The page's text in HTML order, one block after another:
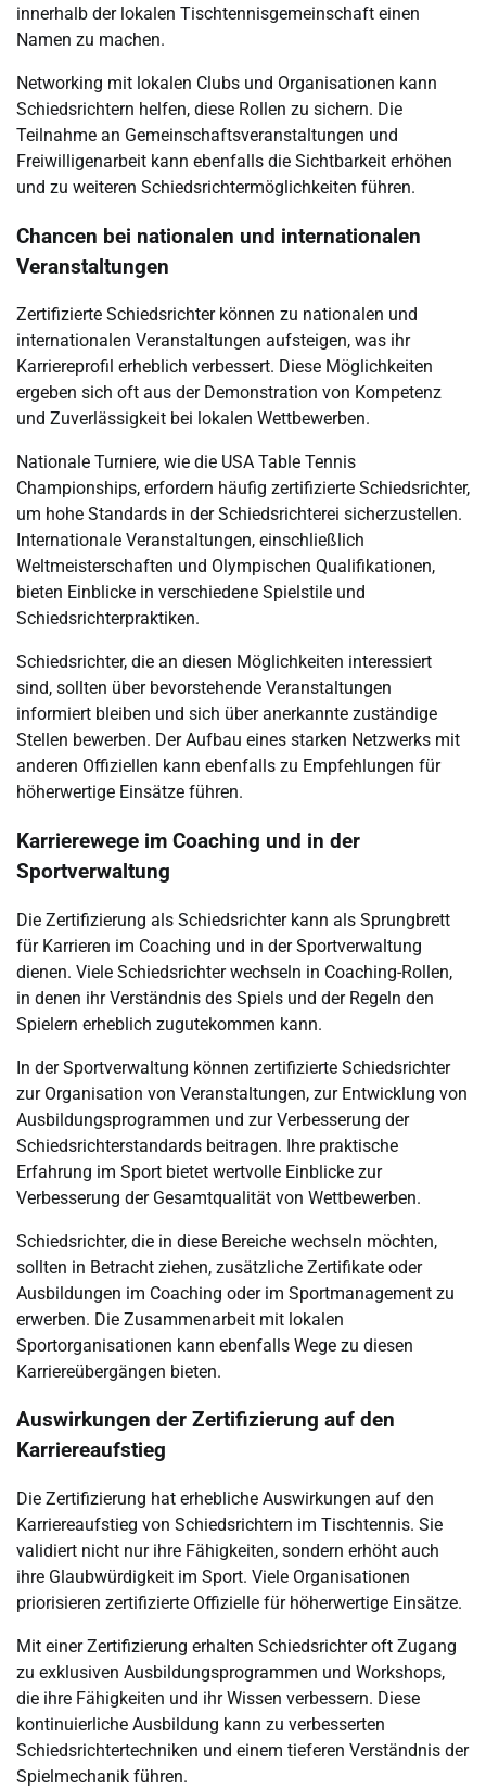
innerhalb der lokalen Tischtennisgemeinschaft einen
Namen zu machen.
Networking mit lokalen Clubs und Organisationen kann
Schiedsrichtern helfen, diese Rollen zu sichern. Die
Teilnahme an Gemeinschaftsveranstaltungen und
Freiwilligenarbeit kann ebenfalls die Sichtbarkeit erhöhen
und zu weiteren Schiedsrichtermöglichkeiten führen.
Chancen bei nationalen und internationalen
Veranstaltungen
Zertifizierte Schiedsrichter können zu nationalen und
internationalen Veranstaltungen aufsteigen, was ihr
Karriereprofil erheblich verbessert. Diese Möglichkeiten
ergeben sich oft aus der Demonstration von Kompetenz
und Zuverlässigkeit bei lokalen Wettbewerben.
Nationale Turniere, wie die USA Table Tennis
Championships, erfordern häufig zertifizierte Schiedsrichter,
um hohe Standards in der Schiedsrichterei sicherzustellen.
Internationale Veranstaltungen, einschließlich
Weltmeisterschaften und Olympischen Qualifikationen,
bieten Einblicke in verschiedene Spielstile und
Schiedsrichterpraktiken.
Schiedsrichter, die an diesen Möglichkeiten interessiert
sind, sollten über bevorstehende Veranstaltungen
informiert bleiben und sich über anerkannte zuständige
Stellen bewerben. Der Aufbau eines starken Netzwerks mit
anderen Offiziellen kann ebenfalls zu Empfehlungen für
höherwertige Einsätze führen.
Karrierewege im Coaching und in der
Sportverwaltung
Die Zertifizierung als Schiedsrichter kann als Sprungbrett
für Karrieren im Coaching und in der Sportverwaltung
dienen. Viele Schiedsrichter wechseln in Coaching-Rollen,
in denen ihr Verständnis des Spiels und der Regeln den
Spielern erheblich zugutekommen kann.
In der Sportverwaltung können zertifizierte Schiedsrichter
zur Organisation von Veranstaltungen, zur Entwicklung von
Ausbildungsprogrammen und zur Verbesserung der
Schiedsrichterstandards beitragen. Ihre praktische
Erfahrung im Sport bietet wertvolle Einblicke zur
Verbesserung der Gesamtqualität von Wettbewerben.
Schiedsrichter, die in diese Bereiche wechseln möchten,
sollten in Betracht ziehen, zusätzliche Zertifikate oder
Ausbildungen im Coaching oder im Sportmanagement zu
erwerben. Die Zusammenarbeit mit lokalen
Sportorganisationen kann ebenfalls Wege zu diesen
Karriereübergängen bieten.
Auswirkungen der Zertifizierung auf den
Karriereaufstieg
Die Zertifizierung hat erhebliche Auswirkungen auf den
Karriereaufstieg von Schiedsrichtern im Tischtennis. Sie
validiert nicht nur ihre Fähigkeiten, sondern erhöht auch
ihre Glaubwürdigkeit im Sport. Viele Organisationen
priorisieren zertifizierte Offizielle für höherwertige Einsätze.
Mit einer Zertifizierung erhalten Schiedsrichter oft Zugang
zu exklusiven Ausbildungsprogrammen und Workshops,
die ihre Fähigkeiten und ihr Wissen verbessern. Diese
kontinuierliche Ausbildung kann zu verbesserten
Schiedsrichtertechniken und einem tieferen Verständnis der
Spielmechanik führen.